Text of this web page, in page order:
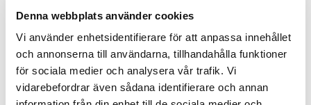
Denna webbplats använder cookies
Vi använder enhetsidentifierare för att anpassa innehållet
och annonserna till användarna, tillhandahålla funktioner
för sociala medier och analysera vår trafik. Vi
vidarebefordrar även sådana identifierare och annan
Lägg till i varukorg